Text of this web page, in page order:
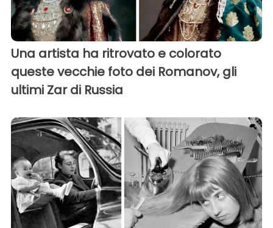
Una artista ha ritrovato e colorato
queste vecchie foto dei Romanov, gli
ultimi Zar di Russia